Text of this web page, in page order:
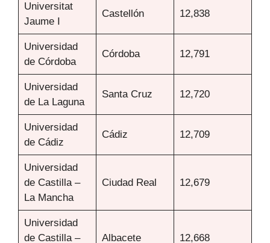
Universitat
Jaume I
Castellón 12,838
Universidad
de Córdoba
Córdoba 12,791
Universidad
de La Laguna
Santa Cruz 12,720
Universidad
de Cádiz
Cádiz 12,709
Universidad
de Castilla –
La Mancha
Ciudad Real 12,679
Universidad
de Castilla –
Albacete 12,668